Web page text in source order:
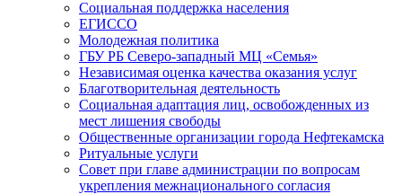
Социальная поддержка населения
ЕГИССО
Молодежная политика
ГБУ РБ Северо-западный МЦ «Семья»
Независимая оценка качества оказания услуг
Благотворительная деятельность
Социальная адаптация лиц, освобожденных из
мест лишения свободы
Общественные организации города Нефтекамска
Ритуальные услуги
Совет при главе администрации по вопросам
укрепления межнационального согласия